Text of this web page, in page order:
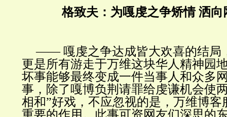
格致夫：为嘎虔之争矫情 洒向
—— 嘎虔之争达成皆大欢喜的结局
更是所有游走于万维这块华人精神园
坏事能够最终变成一件当事人和众多
事，除了嘎博负荆请罪给虔谦机会使
相和”好戏，不应忽视的是，万维博客